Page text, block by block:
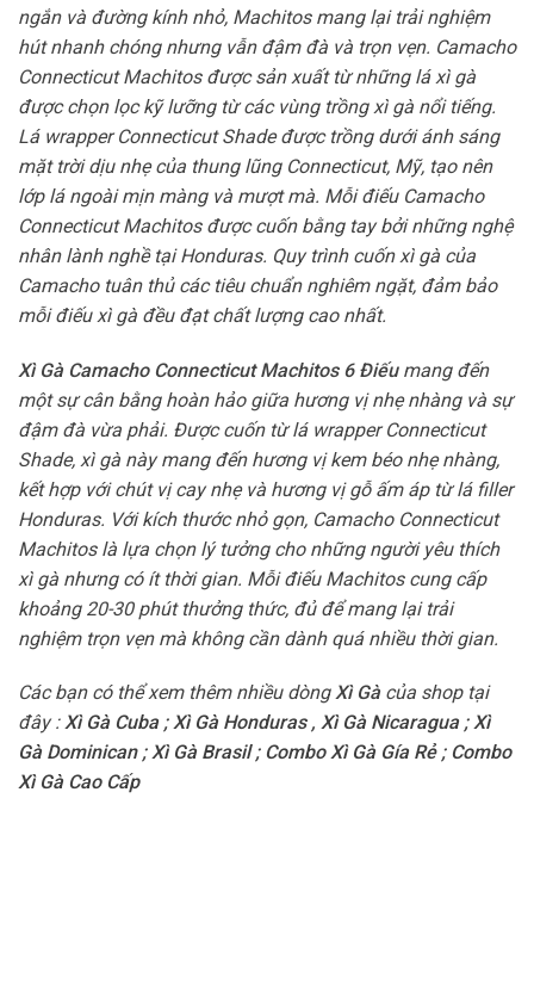
ngắn và đường kính nhỏ, Machitos mang lại trải nghiệm
hút nhanh chóng nhưng vẫn đậm đà và trọn vẹn. Camacho
Connecticut Machitos được sản xuất từ những lá xì gà
được chọn lọc kỹ lưỡng từ các vùng trồng xì gà nổi tiếng.
Lá wrapper Connecticut Shade được trồng dưới ánh sáng
mặt trời dịu nhẹ của thung lũng Connecticut, Mỹ, tạo nên
lớp lá ngoài mịn màng và mượt mà. Mỗi điếu Camacho
Connecticut Machitos được cuốn bằng tay bởi những nghệ
nhân lành nghề tại Honduras. Quy trình cuốn xì gà của
Camacho tuân thủ các tiêu chuẩn nghiêm ngặt, đảm bảo
mỗi điếu xì gà đều đạt chất lượng cao nhất.
Xì Gà Camacho Connecticut Machitos 6 Điếu mang đến
một sự cân bằng hoàn hảo giữa hương vị nhẹ nhàng và sự
đậm đà vừa phải. Được cuốn từ lá wrapper Connecticut
Shade, xì gà này mang đến hương vị kem béo nhẹ nhàng,
kết hợp với chút vị cay nhẹ và hương vị gỗ ấm áp từ lá filler
Honduras. Với kích thước nhỏ gọn, Camacho Connecticut
Machitos là lựa chọn lý tưởng cho những người yêu thích
xì gà nhưng có ít thời gian. Mỗi điếu Machitos cung cấp
khoảng 20-30 phút thưởng thức, đủ để mang lại trải
nghiệm trọn vẹn mà không cần dành quá nhiều thời gian.
Các bạn có thể xem thêm nhiều dòngXì Gàcủa shop tại
đây :Xì Gà Cuba;Xì Gà Honduras, Xì Gà Nicaragua;Xì
Gà Dominican;Xì Gà Brasil; Combo Xì Gà Gía Rẻ; Combo
Xì Gà Cao Cấp